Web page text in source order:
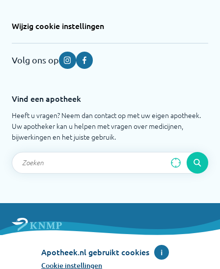
Wijzig cookie instellingen
Volg ons op InstagramFacebook
Vind een apotheek
Heeft u vragen? Neem dan contact op met uw eigen apotheek.
Uw apotheker kan u helpen met vragen over medicijnen,
bijwerkingen en het juiste gebruik.
Nederlandse Maatschappij ter bevordering der
Pharmacie
Apotheek.nl gebruikt cookies i
Cookie instellingen